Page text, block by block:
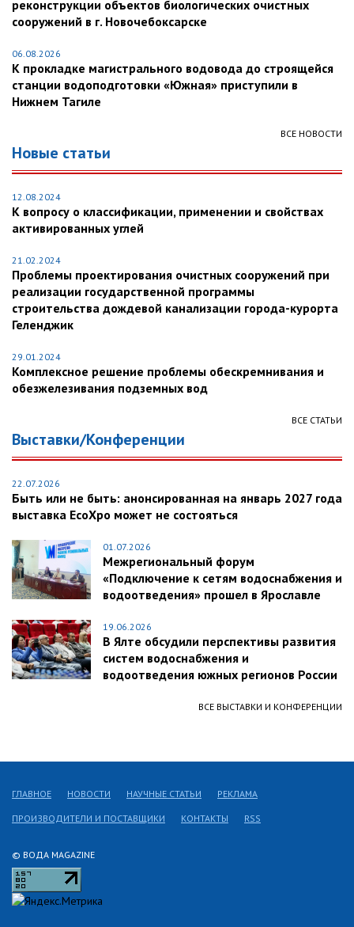
реконструкции объектов биологических очистных
сооружений в г. Новочебоксарске
06.08.2026
К прокладке магистрального водовода до строящейся
станции водоподготовки «Южная» приступили в
Нижнем Тагиле
ВСЕ НОВОСТИ
Новые статьи
12.08.2024
К вопросу о классификации, применении и свойствах
активированных углей
21.02.2024
Проблемы проектирования очистных сооружений при
реализации государственной программы
строительства дождевой канализации города-курорта
Геленджик
29.01.2024
Комплексное решение проблемы обескремнивания и
обезжелезивания подземных вод
ВСЕ СТАТЬИ
Выставки/Конференции
22.07.2026
Быть или не быть: анонсированная на январь 2027 года
выставка EcoXpo может не состояться
01.07.2026
Межрегиональный форум
«Подключение к сетям водоснабжения и
водоотведения» прошел в Ярославле
19.06.2026
В Ялте обсудили перспективы развития
систем водоснабжения и
водоотведения южных регионов России
ВСЕ ВЫСТАВКИ И КОНФЕРЕНЦИИ
© ВОДА MAGAZINE
ГЛАВНОЕ НОВОСТИ НАУЧНЫЕ СТАТЬИ РЕКЛАМА
ПРОИЗВОДИТЕЛИ И ПОСТАВЩИКИ КОНТАКТЫ RSS